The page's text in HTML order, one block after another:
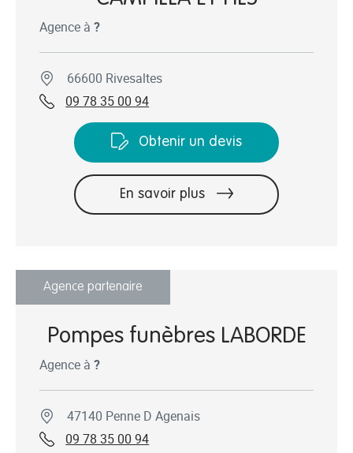
Agence à ?
66600 Rivesaltes
09 78 35 00 94
Obtenir un devis
En savoir plus
Agence partenaire
Pompes funèbres LABORDE
Agence à ?
47140 Penne D Agenais
09 78 35 00 94